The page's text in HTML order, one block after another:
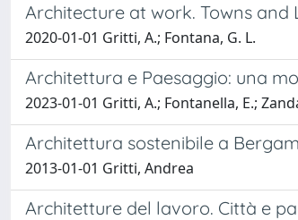
Architecture at work. Towns
2020-01-01 Gritti, A.; Fontana, G. L.
Architettura e Paesaggio: una
2023-01-01 Gritti, A.; Fontanella, E.;
Architettura sostenibile a
2013-01-01 Gritti, Andrea
Architetture del lavoro. Città e